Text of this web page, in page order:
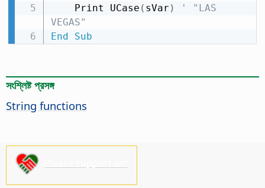
    Print UCase
( sVar )
' "LAS
VEGAS"
End
Sub
সংশ্লিষ্ট প্রসঙ্গ
String functions